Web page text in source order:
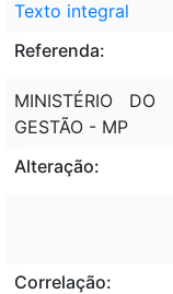
Texto integral
Referenda:
MINISTÉRIO DO
GESTÃO - MP
Alteração:
Correlação: